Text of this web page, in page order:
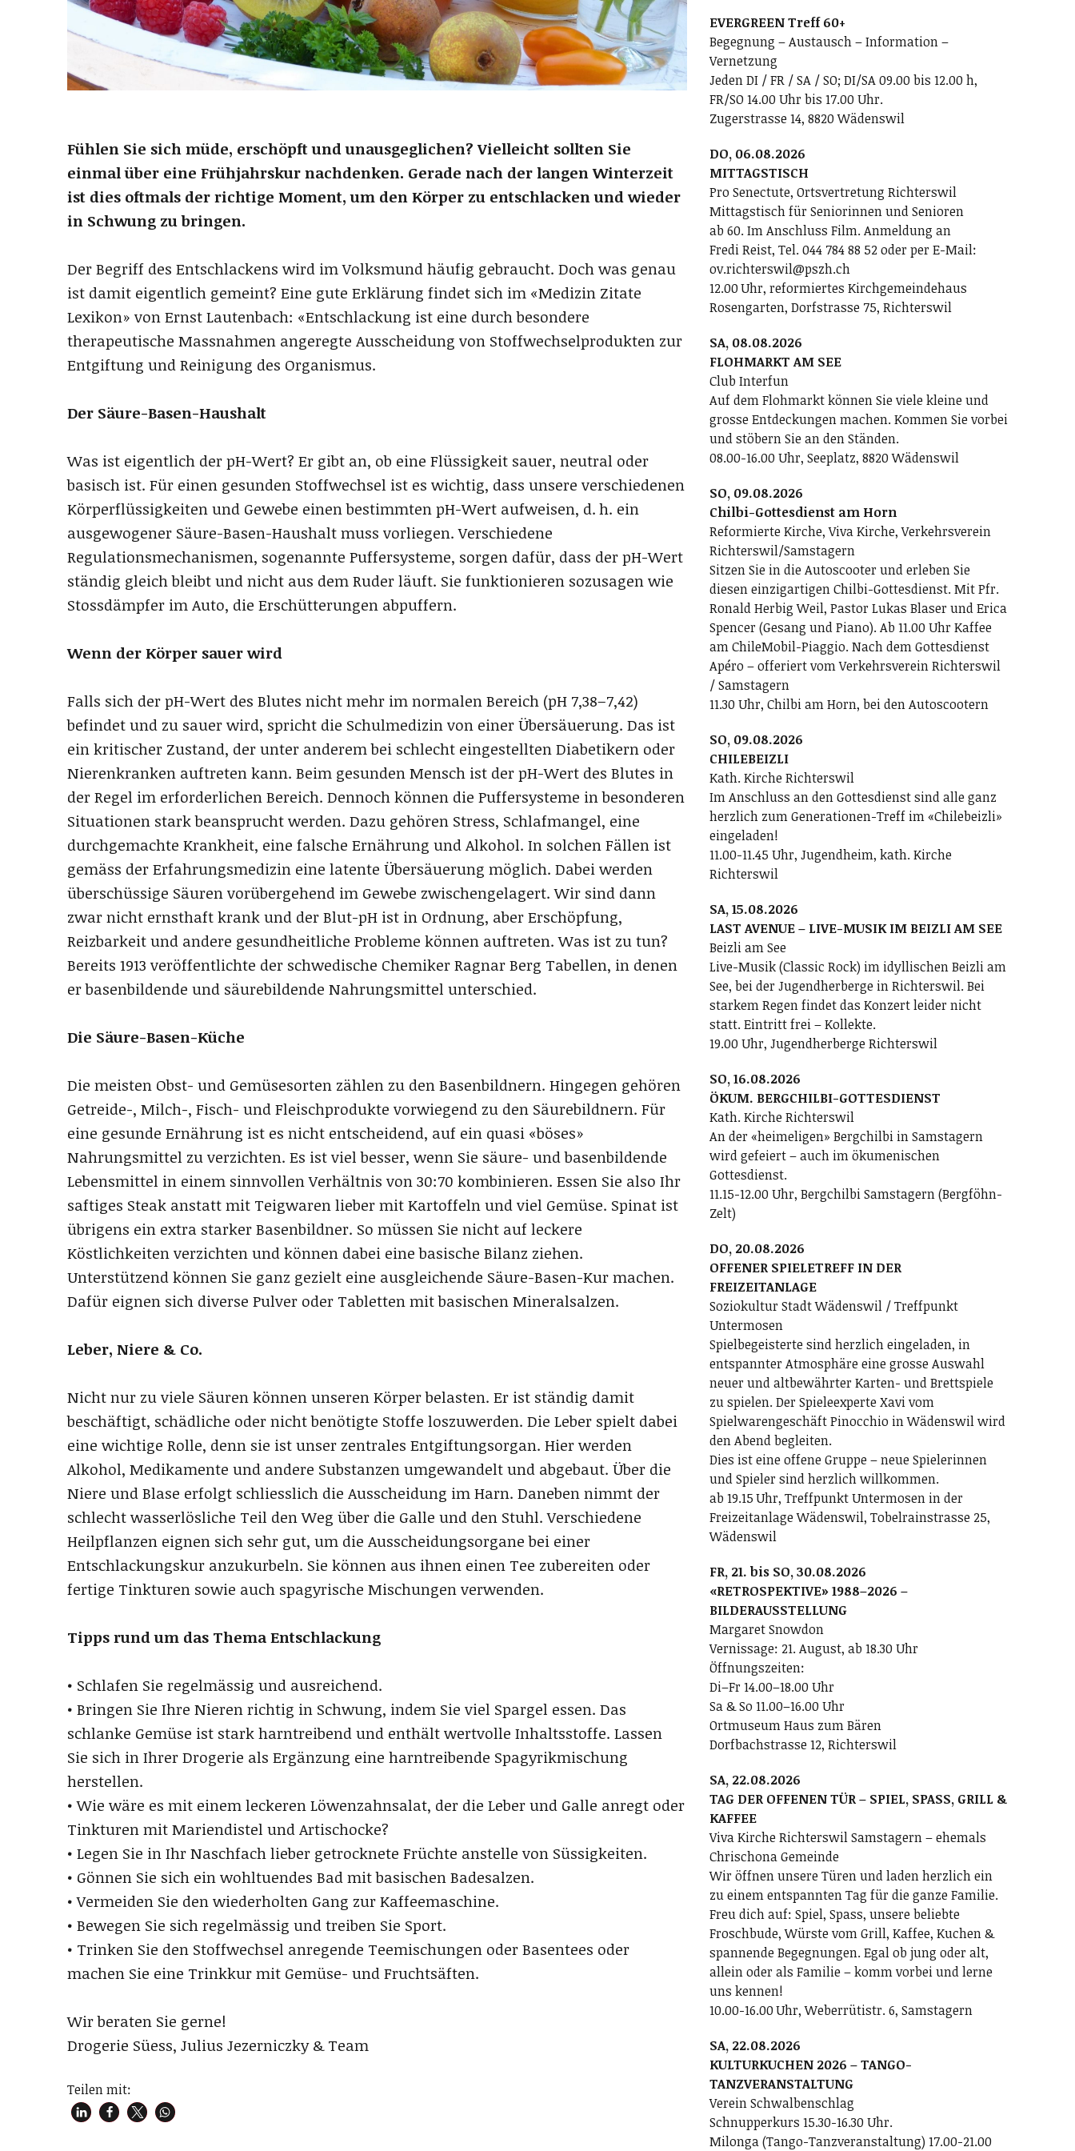
Fühlen Sie sich müde, erschöpft und unausgeglichen? Vielleicht sollten Sie
einmal über eine Frühjahrskur nachdenken. Gerade nach der langen Winterzeit
ist dies oftmals der richtige Moment, um den Körper zu entschlacken und wieder
in Schwung zu bringen.
Der Begriff des Entschlackens wird im Volksmund häufig gebraucht. Doch was genau
ist damit eigentlich gemeint? Eine gute Erklärung findet sich im «Medizin Zitate
Lexikon» von Ernst Lautenbach: «Entschlackung ist eine durch besondere
therapeutische Massnahmen angeregte Ausscheidung von Stoffwechselprodukten zur
Entgiftung und Reinigung des Organismus.
Der Säure-Basen-Haushalt
Was ist eigentlich der pH-Wert? Er gibt an, ob eine Flüssigkeit sauer, neutral oder
basisch ist. Für einen gesunden Stoffwechsel ist es wichtig, dass unsere verschiedenen
Körperflüssigkeiten und Gewebe einen bestimmten pH-Wert aufweisen, d. h. ein
ausgewogener Säure-Basen-Haushalt muss vorliegen. Verschiedene
Regulationsmechanismen, sogenannte Puffersysteme, sorgen dafür, dass der pH-Wert
ständig gleich bleibt und nicht aus dem Ruder läuft. Sie funktionieren sozusagen wie
Stossdämpfer im Auto, die Erschütterungen abpuffern.
Wenn der Körper sauer wird
Falls sich der pH-Wert des Blutes nicht mehr im normalen Bereich (pH 7,38–7,42)
befindet und zu sauer wird, spricht die Schulmedizin von einer Übersäuerung. Das ist
ein kritischer Zustand, der unter anderem bei schlecht eingestellten Diabetikern oder
Nierenkranken auftreten kann. Beim gesunden Mensch ist der pH-Wert des Blutes in
der Regel im erforderlichen Bereich. Dennoch können die Puffersysteme in besonderen
Situationen stark beansprucht werden. Dazu gehören Stress, Schlafmangel, eine
durchgemachte Krankheit, eine falsche Ernährung und Alkohol. In solchen Fällen ist
gemäss der Erfahrungsmedizin eine latente Übersäuerung möglich. Dabei werden
überschüssige Säuren vorübergehend im Gewebe zwischengelagert. Wir sind dann
zwar nicht ernsthaft krank und der Blut-pH ist in Ordnung, aber Erschöpfung,
Reizbarkeit und andere gesundheitliche Probleme können auftreten. Was ist zu tun?
Bereits 1913 veröffentlichte der schwedische Chemiker Ragnar Berg Tabellen, in denen
er basenbildende und säurebildende Nahrungsmittel unterschied.
Die Säure-Basen-Küche
Die meisten Obst- und Gemüsesorten zählen zu den Basenbildnern. Hingegen gehören
Getreide-, Milch-, Fisch- und Fleischprodukte vorwiegend zu den Säurebildnern. Für
eine gesunde Ernährung ist es nicht entscheidend, auf ein quasi «böses»
Nahrungsmittel zu verzichten. Es ist viel besser, wenn Sie säure- und basenbildende
Lebensmittel in einem sinnvollen Verhältnis von 30:70 kombinieren. Essen Sie also Ihr
saftiges Steak anstatt mit Teigwaren lieber mit Kartoffeln und viel Gemüse. Spinat ist
übrigens ein extra starker Basenbildner. So müssen Sie nicht auf leckere
Köstlichkeiten verzichten und können dabei eine basische Bilanz ziehen.
Unterstützend können Sie ganz gezielt eine ausgleichende Säure-Basen-Kur machen.
Dafür eignen sich diverse Pulver oder Tabletten mit basischen Mineralsalzen.
Leber, Niere & Co.
Nicht nur zu viele Säuren können unseren Körper belasten. Er ist ständig damit
beschäftigt, schädliche oder nicht benötigte Stoffe loszuwerden. Die Leber spielt dabei
eine wichtige Rolle, denn sie ist unser zentrales Entgiftungsorgan. Hier werden
Alkohol, Medikamente und andere Substanzen umgewandelt und abgebaut. Über die
Niere und Blase erfolgt schliesslich die Ausscheidung im Harn. Daneben nimmt der
schlecht wasserlösliche Teil den Weg über die Galle und den Stuhl. Verschiedene
Heilpflanzen eignen sich sehr gut, um die Ausscheidungsorgane bei einer
Entschlackungskur anzukurbeln. Sie können aus ihnen einen Tee zubereiten oder
fertige Tinkturen sowie auch spagyrische Mischungen verwenden.
Tipps rund um das Thema Entschlackung
• Schlafen Sie regelmässig und ausreichend.
• Bringen Sie Ihre Nieren richtig in Schwung, indem Sie viel Spargel essen. Das
schlanke Gemüse ist stark harntreibend und enthält wertvolle Inhaltsstoffe. Lassen
Sie sich in Ihrer Drogerie als Ergänzung eine harntreibende Spagyrikmischung
herstellen.
• Wie wäre es mit einem leckeren Löwenzahnsalat, der die Leber und Galle anregt oder
Tinkturen mit Mariendistel und Artischocke?
• Legen Sie in Ihr Naschfach lieber getrocknete Früchte anstelle von Süssigkeiten.
• Gönnen Sie sich ein wohltuendes Bad mit basischen Badesalzen.
• Vermeiden Sie den wiederholten Gang zur Kaffeemaschine.
• Bewegen Sie sich regelmässig und treiben Sie Sport.
• Trinken Sie den Stoffwechsel anregende Teemischungen oder Basentees oder
machen Sie eine Trinkkur mit Gemüse- und Fruchtsäften.
Wir beraten Sie gerne!
Drogerie Süess, Julius Jezerniczky & Team
Teilen mit:
EVERGREEN Treff 60+
Begegnung – Austausch – Information –
Vernetzung
Jeden DI / FR / SA / SO; DI/SA 09.00 bis 12.00 h,
FR/SO 14.00 Uhr bis 17.00 Uhr.
Zugerstrasse 14, 8820 Wädenswil
DO, 06.08.2026
MITTAGSTISCH
Pro Senectute, Ortsvertretung Richterswil
Mittagstisch für Seniorinnen und Senioren
ab 60. Im Anschluss Film. Anmeldung an
Fredi Reist, Tel. 044 784 88 52 oder per E-Mail:
ov.richterswil@pszh.ch
12.00 Uhr, reformiertes Kirchgemeindehaus
Rosengarten, Dorfstrasse 75, Richterswil
SA, 08.08.2026
FLOHMARKT AM SEE
Club Interfun
Auf dem Flohmarkt können Sie viele kleine und
grosse Entdeckungen machen. Kommen Sie vorbei
und stöbern Sie an den Ständen.
08.00-16.00 Uhr, Seeplatz, 8820 Wädenswil
SO, 09.08.2026
Chilbi-Gottesdienst am Horn
Reformierte Kirche, Viva Kirche, Verkehrsverein
Richterswil/Samstagern
Sitzen Sie in die Autoscooter und erleben Sie
diesen einzigartigen Chilbi-Gottesdienst. Mit Pfr.
Ronald Herbig Weil, Pastor Lukas Blaser und Erica
Spencer (Gesang und Piano). Ab 11.00 Uhr Kaffee
am ChileMobil-Piaggio. Nach dem Gottesdienst
Apéro – offeriert vom Verkehrsverein Richterswil
/ Samstagern
11.30 Uhr, Chilbi am Horn, bei den Autoscootern
SO, 09.08.2026
CHILEBEIZLI
Kath. Kirche Richterswil
Im Anschluss an den Gottesdienst sind alle ganz
herzlich zum Generationen-Treff im «Chilebeizli»
eingeladen!
11.00-11.45 Uhr, Jugendheim, kath. Kirche
Richterswil
SA, 15.08.2026
LAST AVENUE – LIVE-MUSIK IM BEIZLI AM SEE
Beizli am See
Live-Musik (Classic Rock) im idyllischen Beizli am
See, bei der Jugendherberge in Richterswil. Bei
starkem Regen findet das Konzert leider nicht
statt. Eintritt frei – Kollekte.
19.00 Uhr, Jugendherberge Richterswil
SO, 16.08.2026
ÖKUM. BERGCHILBI-GOTTESDIENST
Kath. Kirche Richterswil
An der «heimeligen» Bergchilbi in Samstagern
wird gefeiert – auch im ökumenischen
Gottesdienst.
11.15-12.00 Uhr, Bergchilbi Samstagern (Bergföhn-
Zelt)
DO, 20.08.2026
OFFENER SPIELETREFF IN DER
FREIZEITANLAGE
Soziokultur Stadt Wädenswil / Treffpunkt
Untermosen
Spielbegeisterte sind herzlich eingeladen, in
entspannter Atmosphäre eine grosse Auswahl
neuer und altbewährter Karten- und Brettspiele
zu spielen. Der Spieleexperte Xavi vom
Spielwarengeschäft Pinocchio in Wädenswil wird
den Abend begleiten.
Dies ist eine offene Gruppe – neue Spielerinnen
und Spieler sind herzlich willkommen.
ab 19.15 Uhr, Treffpunkt Untermosen in der
Freizeitanlage Wädenswil, Tobelrainstrasse 25,
Wädenswil
FR, 21. bis SO, 30.08.2026
«RETROSPEKTIVE» 1988–2026 –
BILDERAUSSTELLUNG
Margaret Snowdon
Vernissage: 21. August, ab 18.30 Uhr
Öffnungszeiten:
Di–Fr 14.00–18.00 Uhr
Sa & So 11.00–16.00 Uhr
Ortmuseum Haus zum Bären
Dorfbachstrasse 12, Richterswil
SA, 22.08.2026
TAG DER OFFENEN TÜR – SPIEL, SPASS, GRILL &
KAFFEE
Viva Kirche Richterswil Samstagern – ehemals
Chrischona Gemeinde
Wir öffnen unsere Türen und laden herzlich ein
zu einem entspannten Tag für die ganze Familie.
Freu dich auf: Spiel, Spass, unsere beliebte
Froschbude, Würste vom Grill, Kaffee, Kuchen &
spannende Begegnungen. Egal ob jung oder alt,
allein oder als Familie – komm vorbei und lerne
uns kennen!
10.00-16.00 Uhr, Weberrütistr. 6, Samstagern
SA, 22.08.2026
KULTURKUCHEN 2026 – TANGO-
TANZVERANSTALTUNG
Verein Schwalbenschlag
Schnupperkurs 15.30-16.30 Uhr.
Milonga (Tango-Tanzveranstaltung) 17.00-21.00